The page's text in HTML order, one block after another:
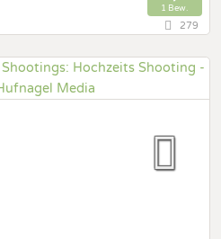
1 Bew.
Shooting
Fotostory
279